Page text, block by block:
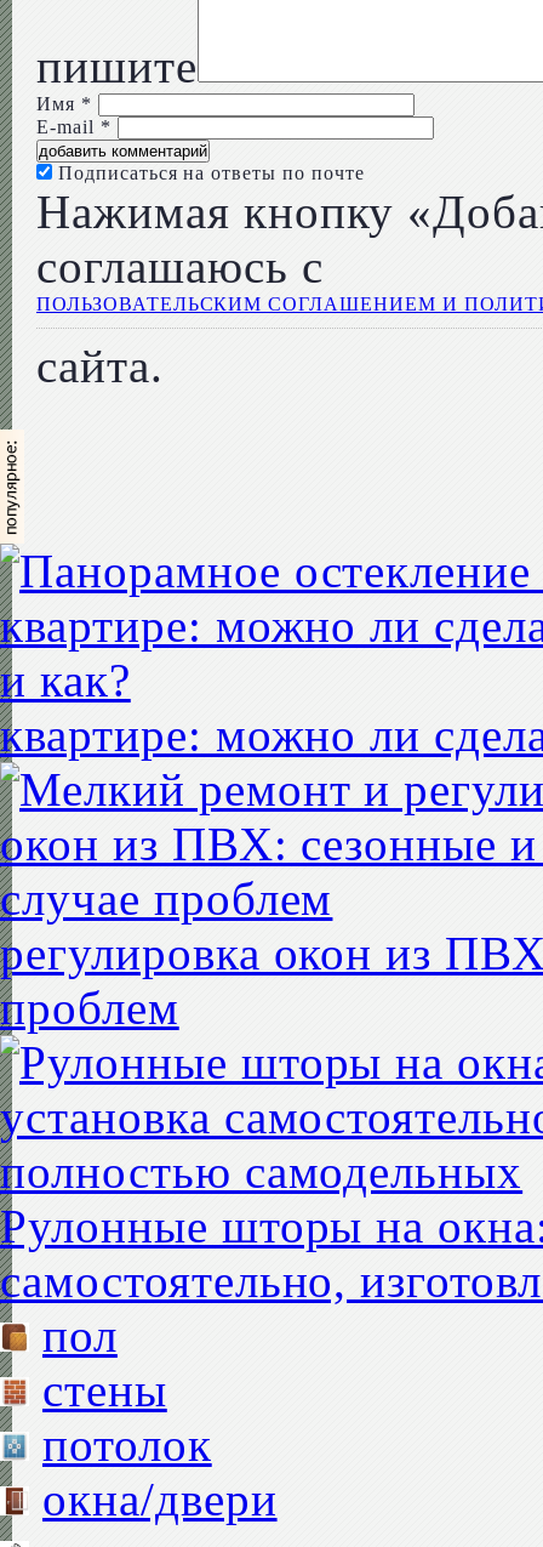
пишите
Имя *
E-mail *
Подписаться на ответы по почте
Нажимая кнопку
соглашаюсь с
ПОЛЬЗОВАТЕЛЬСКИМ СОГЛАШЕНИЕМ И
сайта.
квартире: можно ли
регулировка окон из
проблем
Рулонные шторы на
самостоятельно,
пол
стены
потолок
окна/двери